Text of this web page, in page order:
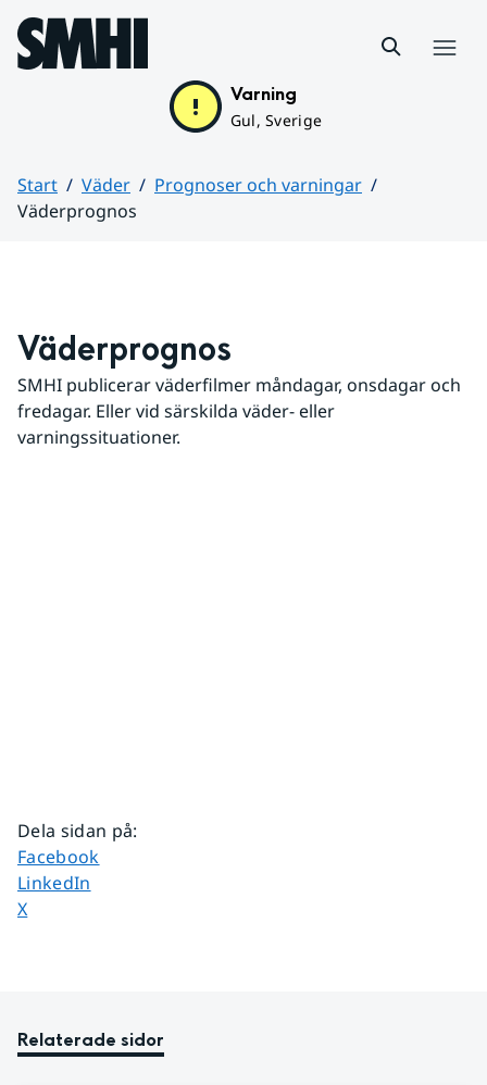
Hoppa till sidans innehåll
Varning
Gul, Sverige
Start Väder
Prognoser och varningar
Väderprognos
Väderprognos
SMHI publicerar väderfilmer måndagar, onsdagar och
fredagar. Eller vid särskilda väder- eller
varningssituationer.
Dela sidan på:
Dela sidan på
Facebook
Dela sidan på
LinkedIn
Dela sidan på
X
Relaterade sidor